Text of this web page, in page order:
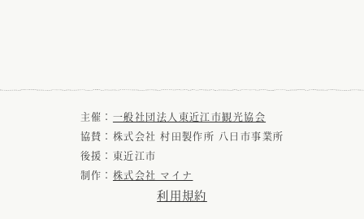
主催： 一般社団法人東近江市観光協会
協賛：株式会社 村田製作所 八日市事業所
後援：東近江市
制作： 株式会社 マイナ
利用規約